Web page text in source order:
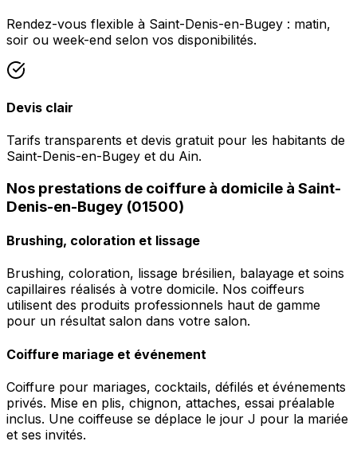
Rendez-vous flexible à Saint-Denis-en-Bugey : matin,
soir ou week-end selon vos disponibilités.
Devis clair
Tarifs transparents et devis gratuit pour les habitants de
Saint-Denis-en-Bugey et du Ain.
Nos prestations de coiffure à domicile à Saint-
Denis-en-Bugey (01500)
Brushing, coloration et lissage
Brushing, coloration, lissage brésilien, balayage et soins
capillaires réalisés à votre domicile. Nos coiffeurs
utilisent des produits professionnels haut de gamme
pour un résultat salon dans votre salon.
Coiffure mariage et événement
Coiffure pour mariages, cocktails, défilés et événements
privés. Mise en plis, chignon, attaches, essai préalable
inclus. Une coiffeuse se déplace le jour J pour la mariée
et ses invités.